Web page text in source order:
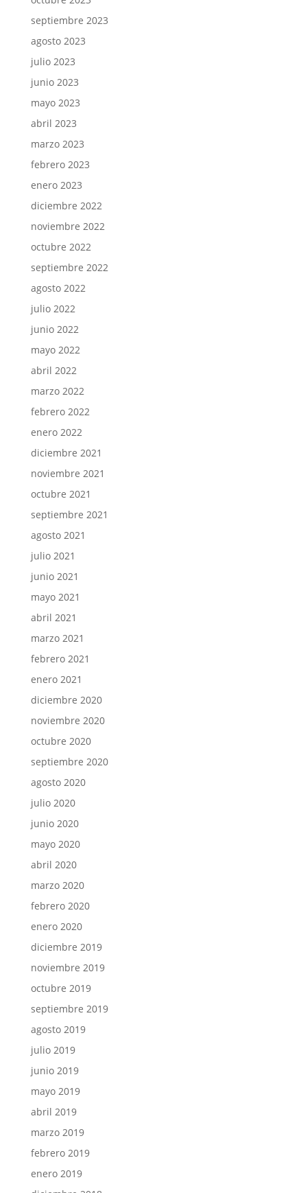
septiembre 2023
agosto 2023
julio 2023
junio 2023
mayo 2023
abril 2023
marzo 2023
febrero 2023
enero 2023
diciembre 2022
noviembre 2022
octubre 2022
septiembre 2022
agosto 2022
julio 2022
junio 2022
mayo 2022
abril 2022
marzo 2022
febrero 2022
enero 2022
diciembre 2021
noviembre 2021
octubre 2021
septiembre 2021
agosto 2021
julio 2021
junio 2021
mayo 2021
abril 2021
marzo 2021
febrero 2021
enero 2021
diciembre 2020
noviembre 2020
octubre 2020
septiembre 2020
agosto 2020
julio 2020
junio 2020
mayo 2020
abril 2020
marzo 2020
febrero 2020
enero 2020
diciembre 2019
noviembre 2019
octubre 2019
septiembre 2019
agosto 2019
julio 2019
junio 2019
mayo 2019
abril 2019
marzo 2019
febrero 2019
enero 2019